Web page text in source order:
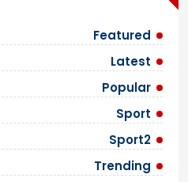
Featured
Latest
Popular
Sport
Sport2
Trending